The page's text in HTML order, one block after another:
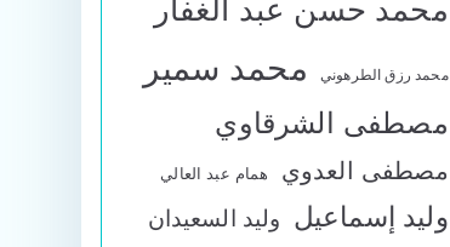
محمد حسن عبد الغفار
محمد رزق الطرهوني محمد سمير
مصطفى الشرقاوي
مصطفى العدوي همام عبد العالي
وليد إسماعيل وليد السعيدان